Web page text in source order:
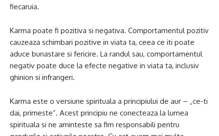
fiecaruia.
Karma poate fi pozitiva si negativa. Comportamentul pozitiv
cauzeaza schimbari pozitive in viata ta, ceea ce iti poate
aduce bunastare si fericire. La randul sau, comportamentul
negativ poate duce la efecte negative in viata ta, inclusiv
ghinion si infrangeri.
Karma este o versiune spirituala a principiului de aur – „ce-ti
dai, primeste”. Acest principiu ne conecteaza la lumea
spirituala si ne aminteste sa fim responsabili pentru